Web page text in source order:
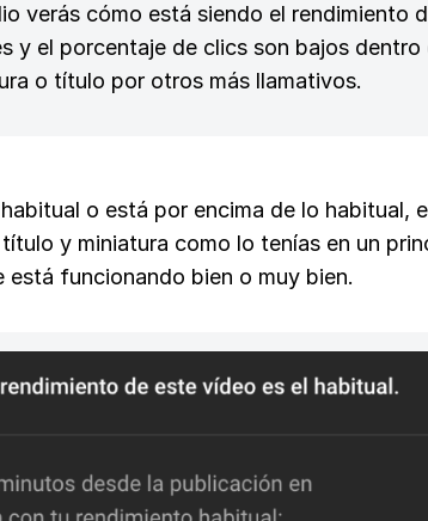
verás cómo está siendo el rendimiento
y el porcentaje de clics son bajos
o título por otros más llamativos.
o está por encima de lo habitual,
y miniatura como lo tenías en un
está funcionando bien o muy bien.